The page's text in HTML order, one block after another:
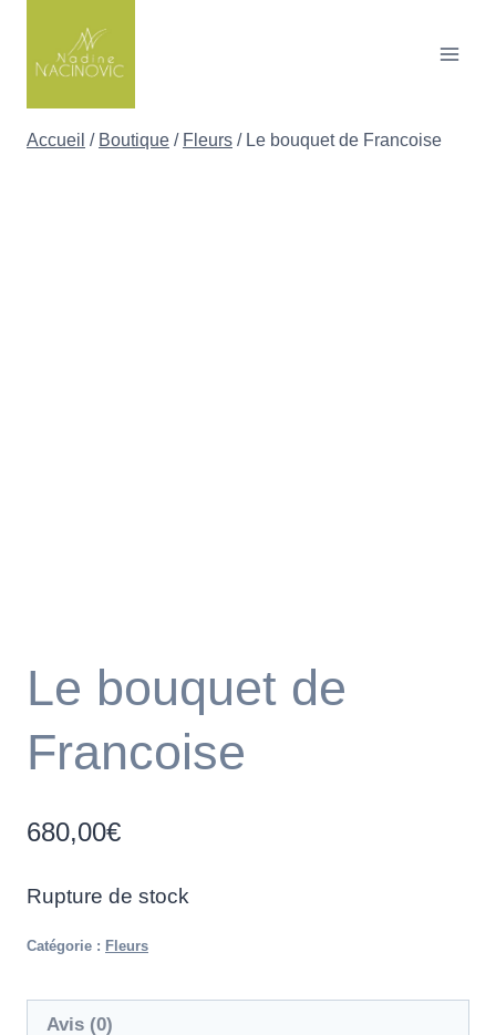
content
Accueil / Boutique / Fleurs / Le bouquet de Francoise
Le bouquet de
Francoise
680,00€
Rupture de stock
Catégorie : Fleurs
Avis (0)